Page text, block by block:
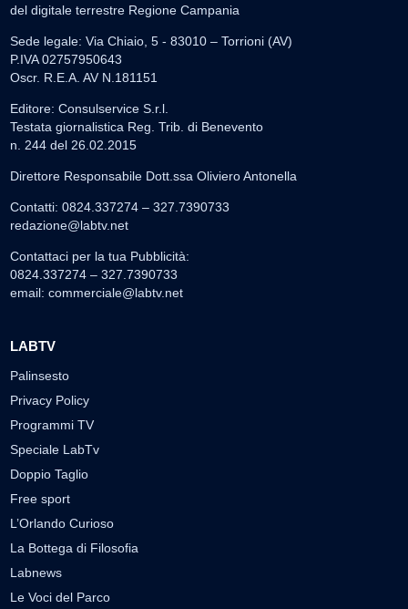
del digitale terrestre Regione Campania
Sede legale: Via Chiaio, 5 - 83010 – Torrioni (AV)
P.IVA 02757950643
Oscr. R.E.A. AV N.181151
Editore: Consulservice S.r.l.
Testata giornalistica Reg. Trib. di Benevento
n. 244 del 26.02.2015
Direttore Responsabile Dott.ssa Oliviero Antonella
Contatti: 0824.337274 – 327.7390733
redazione@labtv.net
Contattaci per la tua Pubblicità:
0824.337274 – 327.7390733
email: commerciale@labtv.net
LABTV
Palinsesto
Privacy Policy
Programmi TV
Speciale LabTv
Doppio Taglio
Free sport
L’Orlando Curioso
La Bottega di Filosofia
Labnews
Le Voci del Parco